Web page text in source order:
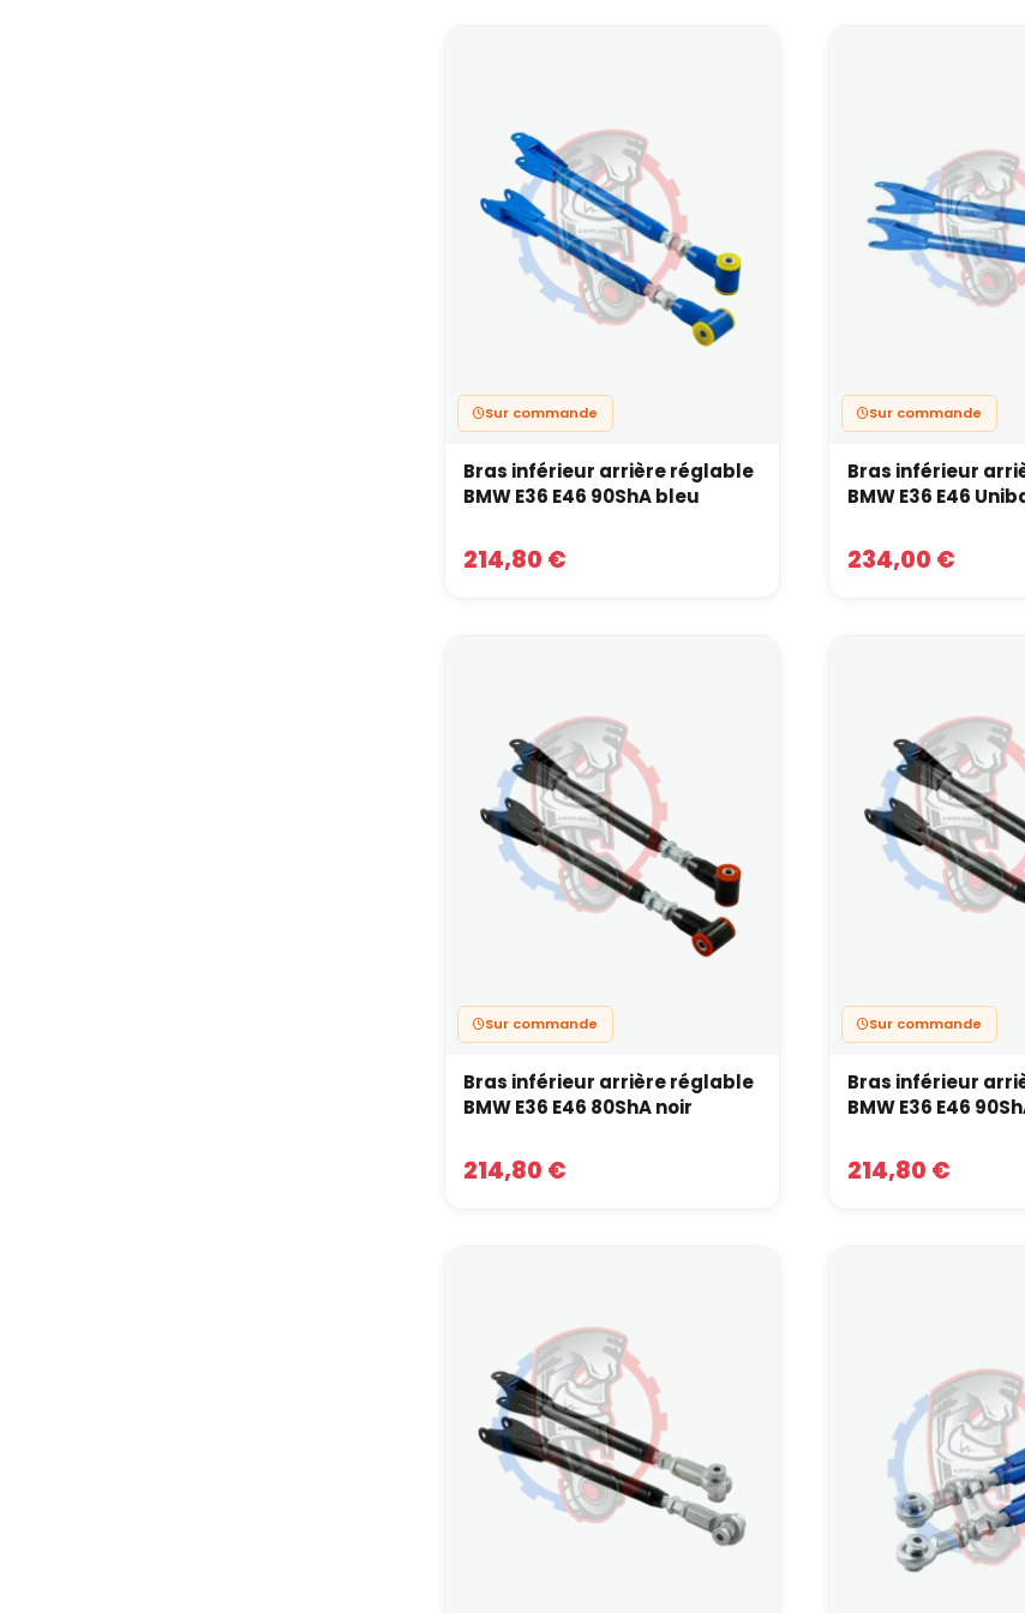
modification. C’est une excellente base avant d’installer des
Faut-il faire une géométrie après
réglables ?
Oui, systématiquement recommandé.
Ces pièces sont là pour ajuster ou stabiliser les angles : sans
voire d’user les pneus plus rapidement.
Pour cela, notre atelier swapland vous accueille. N’hésitez pas à
Sur commande
Bras inférieur arrière réglable
BMW E36 E46 90ShA bleu
214,80 €
Sur commande
Bras inférieur
BMW E36 E46
234,00 €
Sur commande
Bras inférieur arrière réglable
BMW E36 E46 80ShA noir
214,80 €
Sur commande
Bras inférieur
BMW E36 E46
214,80 €